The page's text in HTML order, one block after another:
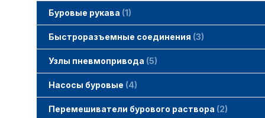
Буровые рукава 1
Быстроразъемные соединения 3
Узлы пневмопривода 5
Насосы буровые 4
Перемешиватели бурового раствора 2